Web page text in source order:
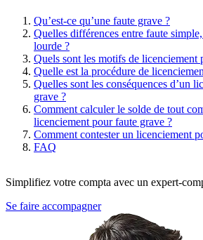
Qu’est-ce qu’une faute grave ?
Quelles différences entre faute
lourde ?
Quels sont les motifs de licenciement
Quelle est la procédure de
Quelles sont les conséquences d’un
grave ?
Comment calculer le solde de tout
licenciement pour faute grave ?
Comment contester un licenciement
FAQ
Simplifiez votre compta avec un expert-
Se faire accompagner